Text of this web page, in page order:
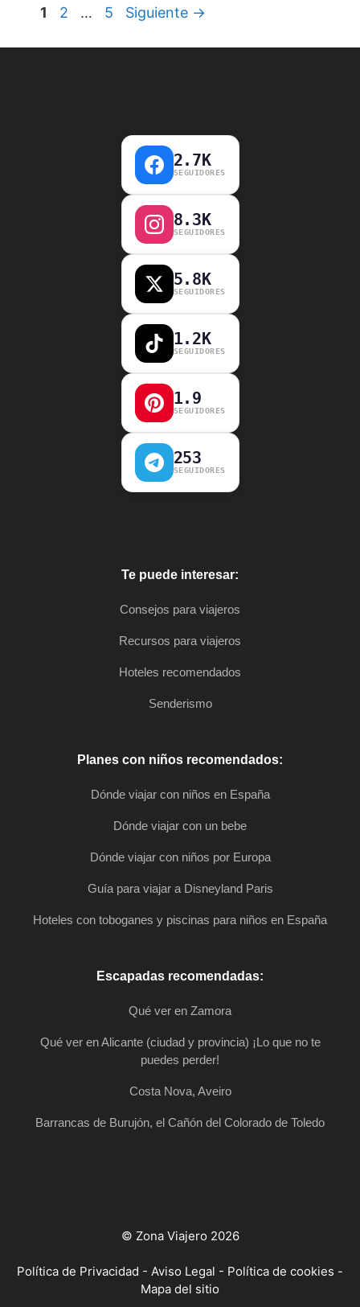
Página
1 Página
2 … Página
5 Siguiente →
2.7K
SEGUIDORES
8.3K
SEGUIDORES
5.8K
SEGUIDORES
1.2K
SEGUIDORES
1.9
SEGUIDORES
253
SEGUIDORES
Te puede interesar:
Consejos para viajeros
Recursos para viajeros
Hoteles recomendados
Senderismo
Planes con niños recomendados:
Dónde viajar con niños en España
Dónde viajar con un bebe
Dónde viajar con niños por Europa
Guía para viajar a Disneyland Paris
Hoteles con toboganes y piscinas para niños en España
Escapadas recomendadas:
Qué ver en Zamora
Qué ver en Alicante (ciudad y provincia) ¡Lo que no te
puedes perder!
Costa Nova, Aveiro
Barrancas de Burujón, el Cañón del Colorado de Toledo
© Zona Viajero 2026
Política de Privacidad - Aviso Legal - Política de cookies -
Mapa del sitio